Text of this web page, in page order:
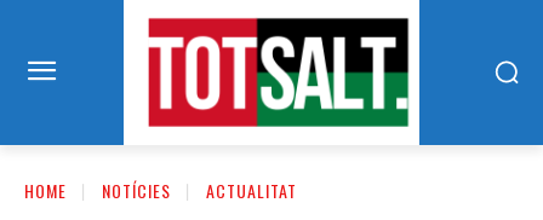
HOME NOTÍCIES ACTUALITAT